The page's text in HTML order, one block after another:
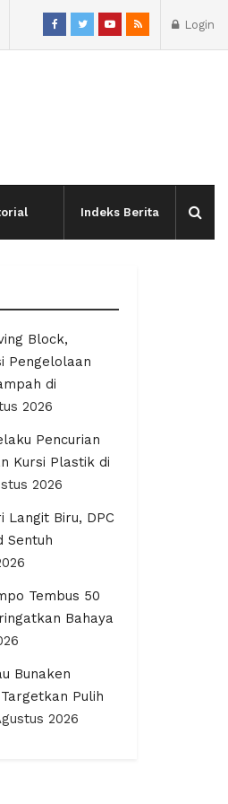
Login
Indeks Berita
Block,
Pengelolaan
di
2026
Pencurian
Kursi Plastik di
2026
Langit Biru, DPC
Sentuh
Tembus 50
Bahaya
Bunaken
Pulih
2026